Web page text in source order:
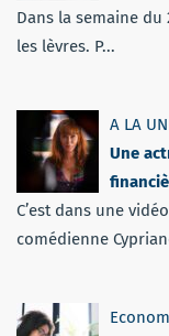
Dans la semaine
les lèvres. P...
A LA
Une
C’est dans une
comédienne